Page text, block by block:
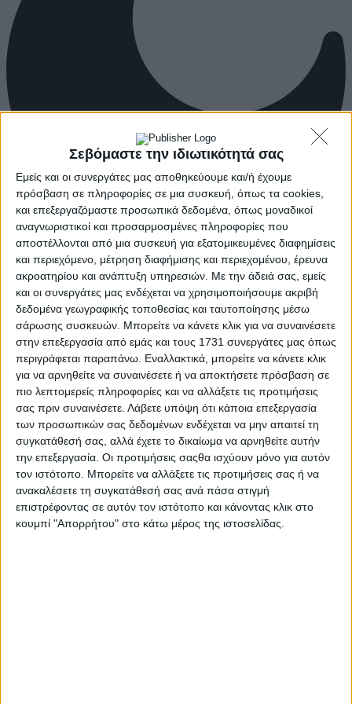
Σεβόμαστε την ιδιωτικότητά σας
Εμείς και οι συνεργάτες μας αποθηκεύουμε και/ή έχουμε
πρόσβαση σε πληροφορίες σε μια συσκευή, όπως τα cookies,
και επεξεργαζόμαστε προσωπικά δεδομένα, όπως μοναδικοί
αναγνωριστικοί και προσαρμοσμένες πληροφορίες που
αποστέλλονται από μια συσκευή για εξατομικευμένες διαφημίσεις
και περιεχόμενο, μέτρηση διαφήμισης και περιεχομένου, έρευνα
ακροατηρίου και ανάπτυξη υπηρεσιών. Με την άδειά σας, εμείς
και οι συνεργάτες μας ενδέχεται να χρησιμοποιήσουμε ακριβή
δεδομένα γεωγραφικής τοποθεσίας και ταυτοποίησης μέσω
σάρωσης συσκευών. Μπορείτε να κάνετε κλικ για να συναινέσετε
στην επεξεργασία από εμάς και τους 1731 συνεργάτες μας όπως
περιγράφεται παραπάνω. Εναλλακτικά, μπορείτε να κάνετε κλικ
για να αρνηθείτε να συναινέσετε ή να αποκτήσετε πρόσβαση σε
πιο λεπτομερείς πληροφορίες και να αλλάξετε τις προτιμήσεις
σας πριν συναινέσετε. Λάβετε υπόψη ότι κάποια επεξεργασία
των προσωπικών σας δεδομένων ενδέχεται να μην απαιτεί τη
συγκατάθεσή σας, αλλά έχετε το δικαίωμα να αρνηθείτε αυτήν
την επεξεργασία. Οι προτιμήσεις σαςθα ισχύουν μόνο για αυτόν
τον ιστότοπο. Μπορείτε να αλλάξετε τις προτιμήσεις σας ή να
ανακαλέσετε τη συγκατάθεσή σας ανά πάσα στιγμή
επιστρέφοντας σε αυτόν τον ιστότοπο και κάνοντας κλικ στο
κουμπί "Απορρήτου" στο κάτω μέρος της ιστοσελίδας.